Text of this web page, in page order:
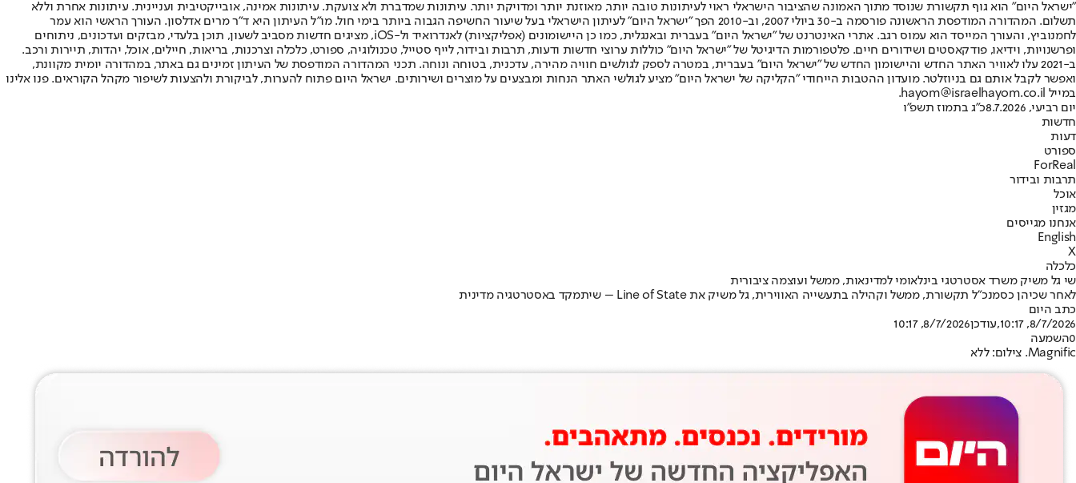
"ישראל היום" הוא גוף תקשורת שנוסד מתוך האמונה שהציבור הישראלי ראוי לעיתונות טובה יותר, מאוזנת יותר ומדויקת יותר. עיתונות שמדברת ולא צועקת. עיתונות אמינה, אובייקטיבית ועניינית. עיתונות אחרת וללא
תשלום. המהדורה המודפסת הראשונה פורסמה ב-30 ביולי 2007, וב-2010 הפך "ישראל היום" לעיתון הישראלי בעל שיעור החשיפה הגבוה ביותר בימי חול. מו"ל העיתון היא ד"ר מרים אדלסון. העורך הראשי הוא עמר
לחמנוביץ, והעורך המייסד הוא עמוס רגב. אתרי האינטרנט של "ישראל היום" בעברית ובאנגלית, כמו כן היישומונים (אפליקציות) לאנדרואיד ול-iOS, מציגים חדשות מסביב לשעון, תוכן בלעדי, מבזקים ועדכונים, ניתוחים
ופרשנויות, וידיאו, פודקאסטים ושידורים חיים. פלטפורמות הדיגיטל של "ישראל היום" כוללות ערוצי חדשות ודעות, תרבות ובידור, לייף סטייל, טכנולוגיה, ספורט, כלכלה וצרכנות, בריאות, חיילים, אוכל, יהדות, תיירות ורכב.
ב-2021 עלו לאוויר האתר החדש והיישומון החדש של "ישראל היום" בעברית, במטרה לספק לגולשים חוויה מהירה, עדכנית, בטוחה ונוחה. תכני המהדורה המודפסת של העיתון זמינים גם באתר, במהדורה יומית מקוונת,
ואפשר לקבל אותם גם בניוזלטר. מועדון ההטבות הייחודי "הקליקה של ישראל היום" מציע לגולשי האתר הנחות ומבצעים על מוצרים ושירותים. ישראל היום פתוח להערות, לביקורת ולהצעות לשיפור מקהל הקוראים. פנו אלינו
במייל hayom@israelhayom.co.il.
יום רביעי, 8.7.2026
כ"ג בתמוז תשפ"ו
חדשות
דעות
ספורט
ForReal
תרבות ובידור
אוכל
מגזין
אנחנו מגייסים
English
X
כלכלה
שי גל משיק משרד אסטרטגי בינלאומי למדינאות, ממשל ועוצמה ציבורית
לאחר שכיהן כסמנכ"ל תקשורת, ממשל וקהילה בתעשייה האווירית, גל משיק את Line of State – שיתמקד באסטרטגיה מדינית
כתב היום
8/7/2026, 10:17
,עודכן8/7/2026, 10:17
0השמעה
Magnific. צילום: ללא